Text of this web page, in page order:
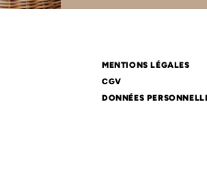
MENTIONS LÉGALES
CGV
DONNÉES